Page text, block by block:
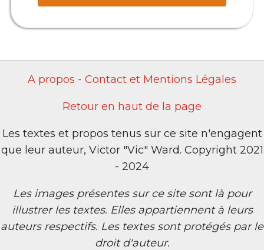
A propos - Contact et Mentions Légales
Retour en haut de la page
Les textes et propos tenus sur ce site n'engagent
que leur auteur, Victor "Vic" Ward. Copyright 2021
- 2024
Les images présentes sur ce site sont là pour
illustrer les textes. Elles appartiennent à leurs
auteurs respectifs. Les textes sont protégés par le
droit d'auteur.